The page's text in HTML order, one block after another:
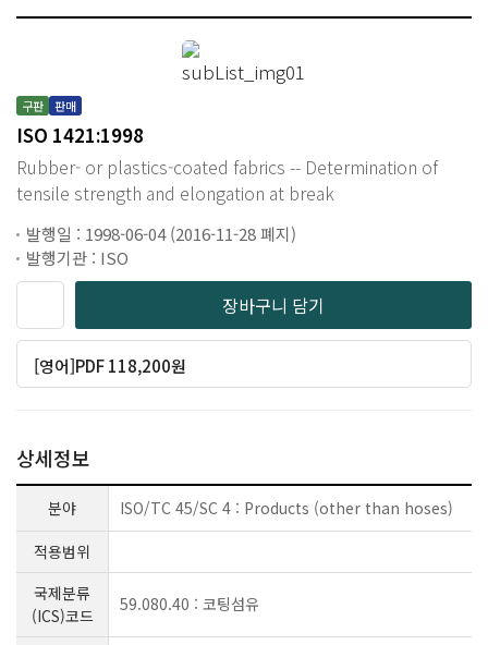
구판 판매
ISO 1421:1998
Rubber- or plastics-coated fabrics -- Determination of
tensile strength and elongation at break
발행일 : 1998-06-04 (2016-11-28 폐지)
발행기관 : ISO
장바구니 담기
[영어]PDF 118,200원
상세정보
분야
ISO/TC 45/SC 4 : Products (other than hoses)
적용범위
국제분류
(ICS)코드
59.080.40 : 코팅섬유